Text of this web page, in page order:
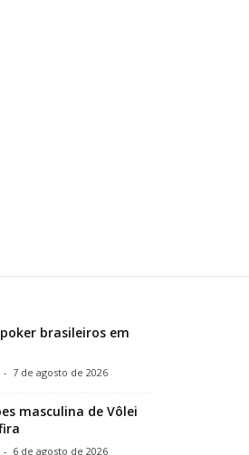
brasileiros em
- 7 de agosto de 2026
masculina de Vôlei
- 6 de agosto de 2026